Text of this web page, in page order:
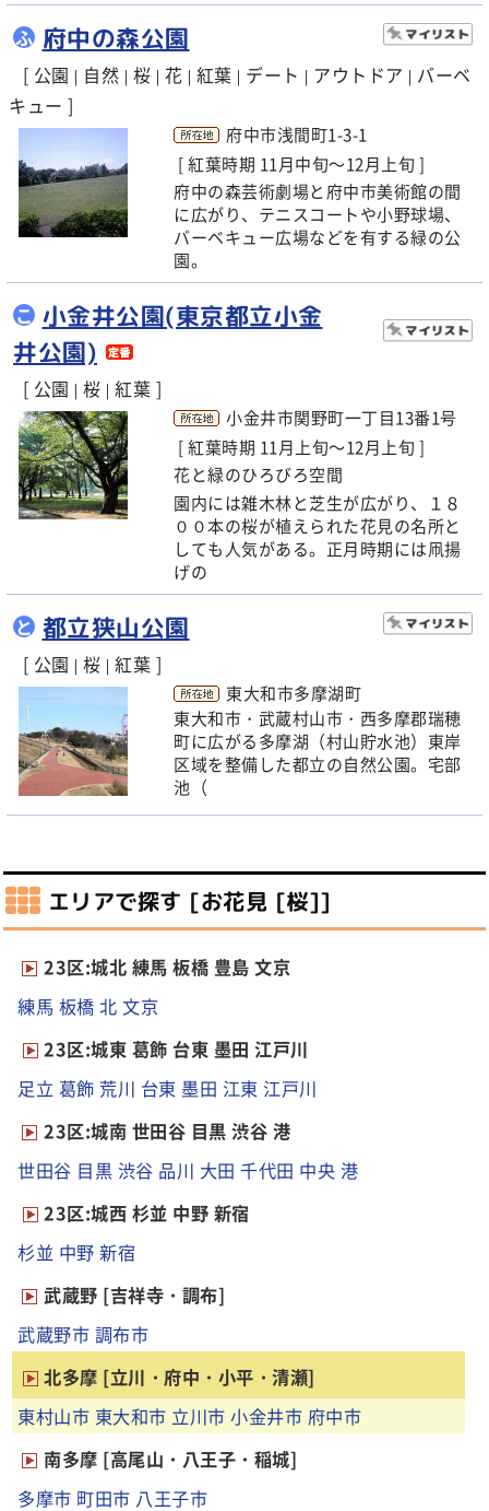
ふ 府中の森公園
[ 公園 | 自然 | 桜 | 花 | 紅葉 | デート | アウトドア | バーベ
キュー ]
府中市浅間町1-3-1
[ 紅葉時期 11月中旬～12月上旬 ]
府中の森芸術劇場と府中市美術館の間
に広がり、テニスコートや小野球場、
バーベキュー広場などを有する緑の公
園。
こ 小金井公園(東京都立小金
井公園)
[ 公園 | 桜 | 紅葉 ]
小金井市関野町一丁目13番1号
[ 紅葉時期 11月上旬～12月上旬 ]
花と緑のひろびろ空間
園内には雑木林と芝生が広がり、１８
００本の桜が植えられた花見の名所と
しても人気がある。正月時期には凧揚
げの
と 都立狭山公園
[ 公園 | 桜 | 紅葉 ]
東大和市多摩湖町
東大和市・武蔵村山市・西多摩郡瑞穂
町に広がる多摩湖（村山貯水池）東岸
区域を整備した都立の自然公園。宅部
池（
エリアで探す [お花見 [桜]]
23区:城北 練馬 板橋 豊島 文京
練馬 板橋 北 文京
23区:城東 葛飾 台東 墨田 江戸川
足立 葛飾 荒川 台東 墨田 江東 江戸川
23区:城南 世田谷 目黒 渋谷 港
世田谷 目黒 渋谷 品川 大田 千代田 中央 港
23区:城西 杉並 中野 新宿
杉並 中野 新宿
武蔵野 [吉祥寺・調布]
武蔵野市 調布市
北多摩 [立川・府中・小平・清瀬]
東村山市 東大和市 立川市 小金井市 府中市
南多摩 [高尾山・八王子・稲城]
多摩市 町田市 八王子市